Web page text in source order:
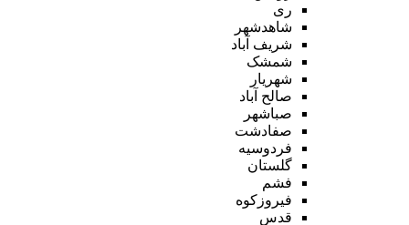
ری
شاهدشهر
شریف آباد
شمشک
شهریار
صالح آباد
صباشهر
صفادشت
فردوسیه
گلستان
فشم
فیروزکوه
قدس